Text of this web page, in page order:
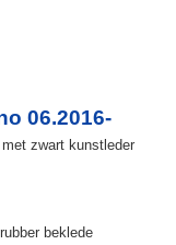
06.2016-
zwart kunstleder
beklede